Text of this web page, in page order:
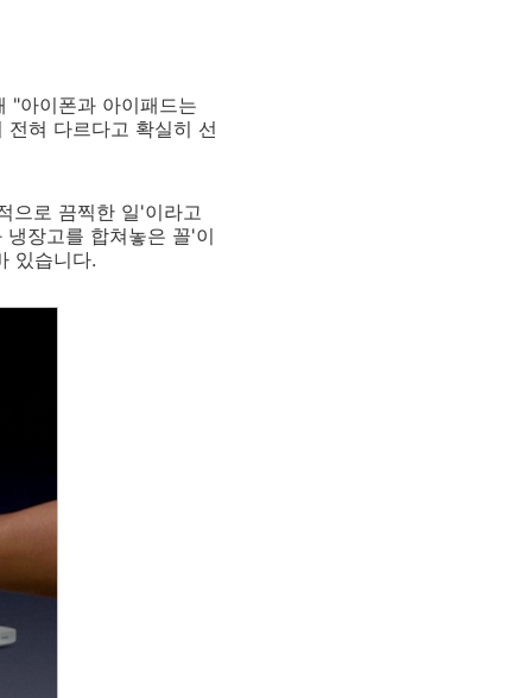
"아이폰과 아이패드는
혀 다르다고 확실히 선
으로 끔찍한 일'이라고
장고를 합쳐놓은 꼴'이
있습니다.